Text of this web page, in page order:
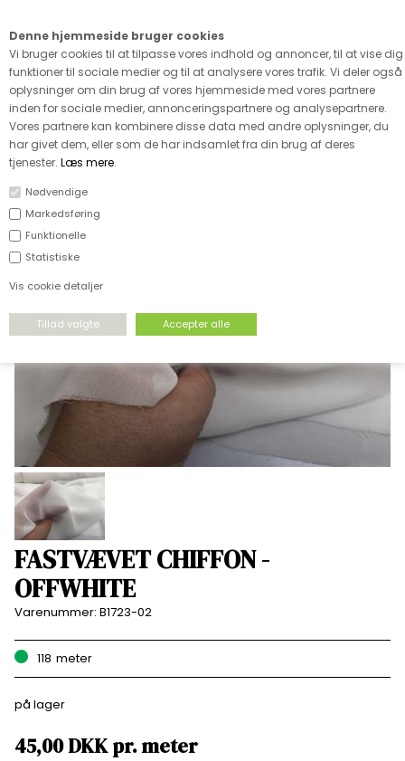
Denne hjemmeside bruger cookies
Vi bruger cookies til at tilpasse vores indhold og annoncer, til at vise dig
funktioner til sociale medier og til at analysere vores trafik. Vi deler også
oplysninger om din brug af vores hjemmeside med vores partnere
inden for sociale medier, annonceringspartnere og analysepartnere.
Vores partnere kan kombinere disse data med andre oplysninger, du
har givet dem, eller som de har indsamlet fra din brug af deres
tjenester. Læs mere.
Nødvendige
Markedsføring
Funktionelle
Statistiske
Vis cookie detaljer
FORSIDE›VÆVET STOF
FASTVÆVET CHIFFON -
OFFWHITE
Varenummer: B1723-02
118 meter
på lager
45,00DKKpr.meter